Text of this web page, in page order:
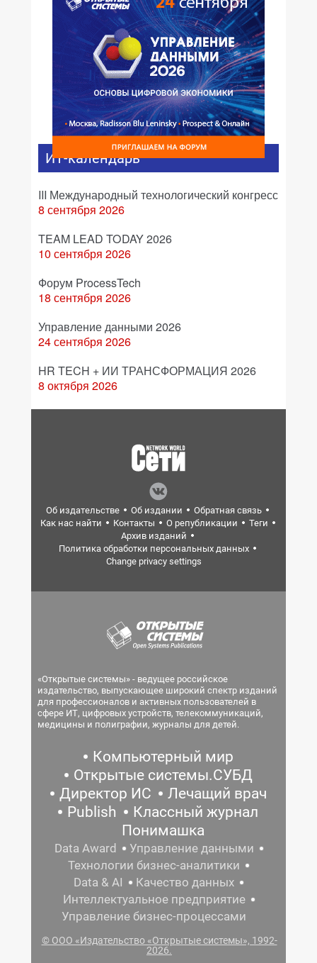
ИТ-календарь
III Международный технологический конгресс
8 сентября 2026
TEAM LEAD TODAY 2026
10 сентября 2026
Форум ProcessTech
18 сентября 2026
Управление данными 2026
24 сентября 2026
HR TECH + ИИ ТРАНСФОРМАЦИЯ 2026
8 октября 2026
Об издательстве Об издании
Обратная связь
Как нас найти
Контакты О републикации
Теги
Архив изданий
Политика обработки персональных данных
Change privacy settings
«Открытые системы» - ведущее российское
издательство, выпускающее широкий спектр изданий
для профессионалов и активных пользователей в
сфере ИТ, цифровых устройств, телекоммуникаций,
медицины и полиграфии, журналы для детей.
Компьютерный мир
Открытые системы.СУБД
Директор ИС
Лечащий врач
Publish
Классный журнал
Понимашка
Data Award
Управление данными
Технологии бизнес-аналитики
Data & AI
Качество данных
Интеллектуальное предприятие
Управление бизнес-процессами
© ООО «Издательство «Открытые системы», 1992-
2026.